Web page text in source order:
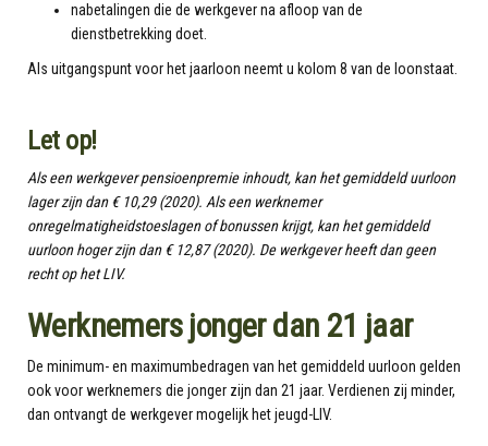
nabetalingen die de werkgever na afloop van de
dienstbetrekking doet.
Als uitgangspunt voor het jaarloon neemt u kolom 8 van de loonstaat.
Let op!
Als een werkgever pensioenpremie inhoudt, kan het gemiddeld uurloon
lager zijn dan € 10,29 (2020). Als een werknemer
onregelmatigheidstoeslagen of bonussen krijgt, kan het gemiddeld
uurloon hoger zijn dan € 12,87 (2020). De werkgever heeft dan geen
recht op het LIV.
Werknemers jonger dan 21 jaar
De minimum- en maximumbedragen van het gemiddeld uurloon gelden
ook voor werknemers die jonger zijn dan 21 jaar. Verdienen zij minder,
dan ontvangt de werkgever mogelijk het jeugd-LIV.